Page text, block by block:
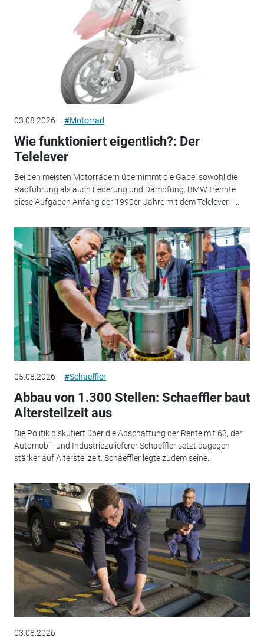
03.08.2026 #Motorrad
Wie funktioniert eigentlich?: Der
Telelever
Bei den meisten Motorrädern übernimmt die Gabel sowohl die
Radführung als auch Federung und Dämpfung. BMW trennte
diese Aufgaben Anfang der 1990er-Jahre mit dem Telelever –...
05.08.2026 #Schaeffler
Abbau von 1.300 Stellen: Schaeffler baut
Altersteilzeit aus
Die Politik diskutiert über die Abschaffung der Rente mit 63, der
Automobil- und Industriezulieferer Schaeffler setzt dagegen
stärker auf Altersteilzeit. Schaeffler legte zudem seine...
03.08.2026